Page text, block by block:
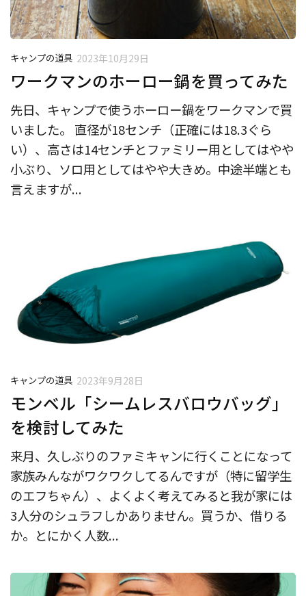
キャンプの道具 2023年10月29日
ワークマンのホーロー鍋を買ってみた
先日、キャンプで使うホーロー鍋をワークマンで買
いました。 直径が18センチ（正確には18.3ぐら
い）、高さは14センチとファミリー用としてはやや
小ぶり、ソロ用としてはやや大きめ。中途半端とも
言えますが...
キャンプの道具 2023年9月28日
モンベル「シームレスバロウバッグ」
を検討してみた
来月、久しぶりのファミキャンに行くことになって
家族みんながワクワクしてるんですが（特に留学生
のエフちゃん）、よくよく考えてみると我が家には
3人分のシュラフしかありません。買うか、借りる
か。とにかく人数...